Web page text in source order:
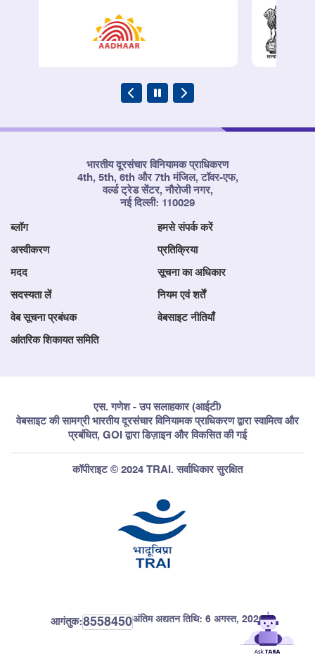
भारतीय दूरसंचार विनियामक प्राधिकरण
4th, 5th, 6th और 7th मंजिल, टॉवर-एफ,
वर्ल्ड ट्रेड सेंटर, नौरोजी नगर,
नई दिल्ली: 110029
ब्लॉग हमसे संपर्क करें
अस्वीकरण प्रतिक्रिया
मदद सूचना का अधिकार
सदस्यता लें नियम एवं शर्तें
वेब सूचना प्रबंधक वेबसाइट नीतियाँ
आंतरिक शिकायत समिति
एस. गणेश - उप सलाहकार (आईटी)
वेबसाइट की सामग्री भारतीय दूरसंचार विनियामक प्राधिकरण द्वारा स्वामित्व और
प्रबंधित, GOI द्वारा डिज़ाइन और विकसित की गई
कॉपीराइट © 2024 TRAI. सर्वाधिकार सुरक्षित
आगंतुक:8558450अंतिम अद्यतन तिथि: 6 अगस्त, 2026